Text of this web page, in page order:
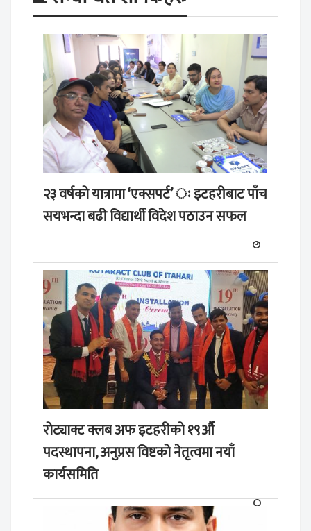
२३ वर्षको यात्रामा ‘एक्सपर्ट’ ः इटहरीबाट पाँच
सयभन्दा बढी विद्यार्थी विदेश पठाउन सफल
रोट्याक्ट क्लब अफ इटहरीको १९औँ
पदस्थापना, अनुप्रस विष्टको नेतृत्वमा नयाँ
कार्यसमिति